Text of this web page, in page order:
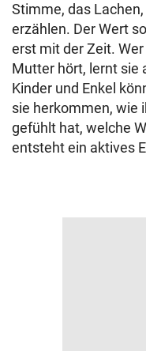
Stimme, das
erzählen. Der Wert
erst mit der Zeit.
Mutter hört, lernt sie
Kinder und Enkel
sie herkommen, wie
gefühlt hat, welche
entsteht ein aktives